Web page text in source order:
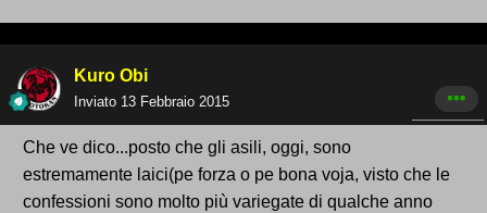
Kuro Obi
Inviato 13 Febbraio 2015
Che ve dico...posto che gli asili, oggi, sono
estremamente laici(pe forza o pe bona voja, visto che le
confessioni sono molto più variegate di qualche anno